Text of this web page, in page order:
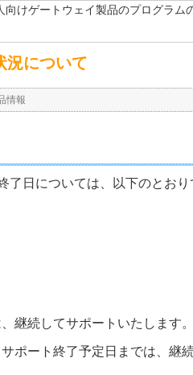
向けゲートウェイ製品のプログラム
況について
情報
日については、以下のとおり
継続してサポートいたします。
ポート終了予定日までは、継